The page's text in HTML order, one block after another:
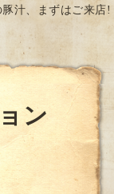
汁、まずはご来店!
ン